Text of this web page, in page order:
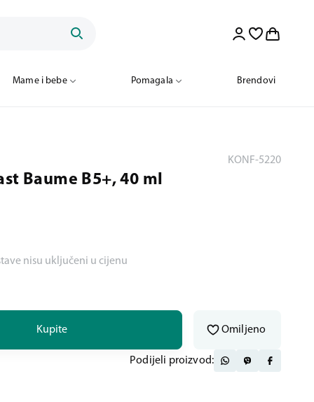
Mame i bebe Pomagala Brendovi
KONF-5220
Baume B5+, 40 ml
nisu uključeni u cijenu
Kupite Omiljeno
Podijeli proizvod: